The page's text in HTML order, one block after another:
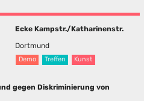
Ecke Kampstr./Katharinenstr.
Dortmund
Demo Treffen Kunst
gegen Diskriminierung von